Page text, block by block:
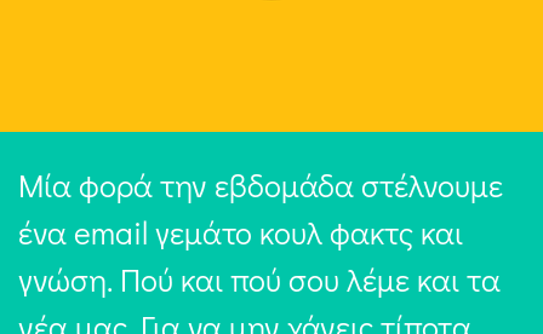
Μία φορά την εβδομάδα στέλνουμε
ένα email γεμάτο κουλ φακτς και
γνώση. Πού και πού σου λέμε και τα